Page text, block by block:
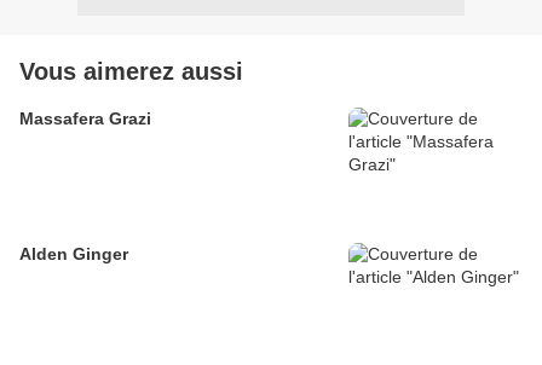
Vous aimerez aussi
Massafera Grazi
Alden Ginger